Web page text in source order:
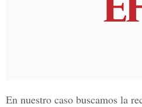
En nuestro caso buscamos la